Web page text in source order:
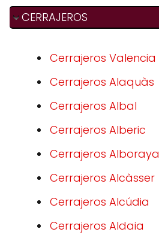
CERRAJEROS
Cerrajeros Valencia
Cerrajeros Alaquàs
Cerrajeros Albal
Cerrajeros Alberic
Cerrajeros Alboraya
Cerrajeros Alcàsser
Cerrajeros Alcúdia
Cerrajeros Aldaia